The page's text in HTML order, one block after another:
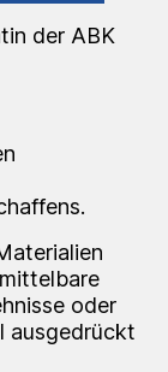
der ABK
oder
ausgedrückt